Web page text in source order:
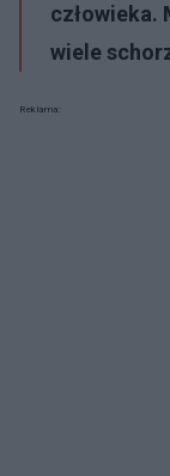
człowieka.
wiele
Reklama: